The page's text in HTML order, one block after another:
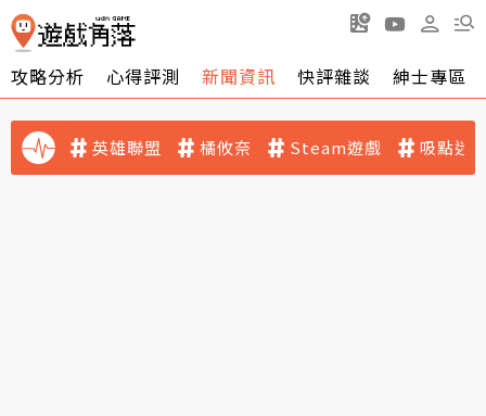
攻略分析 心得評測 新聞資訊 快評雜談 紳士專區
英雄聯盟 橘攸奈 Steam遊戲 吸點迷